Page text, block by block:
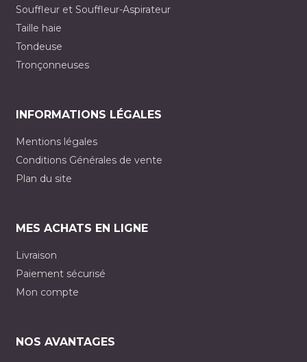
Souffleur et Souffleur-Aspirateur
Taille haie
Tondeuse
Tronçonneuses
INFORMATIONS LÉGALES
Mentions légales
Conditions Générales de vente
Plan du site
MES ACHATS EN LIGNE
Livraison
Paiement sécurisé
Mon compte
NOS AVANTAGES